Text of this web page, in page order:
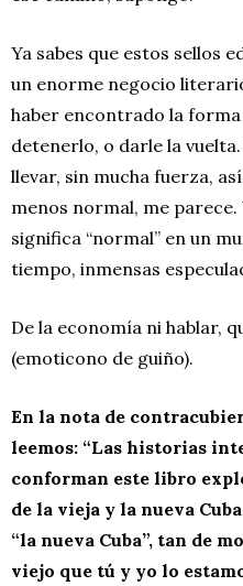
Ya sabes que estos sellos
un enorme negocio
haber encontrado la
detenerlo, o darle la
llevar, sin mucha fuerza,
menos normal, me parece.
significa “normal” en un
tiempo, inmensas
De la economía ni hablar,
(emoticono de guiño).
En la nota de
leemos: “Las historias
conforman este libro
de la vieja y la nueva
“la nueva Cuba”, tan de
viejo que tú y yo lo